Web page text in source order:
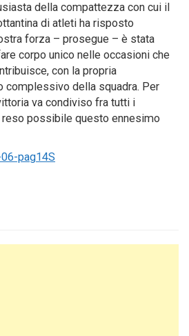
della compattezza con cui il
di atleti ha risposto
forza – prosegue – è stata
corpo unico nelle occasioni che
con la propria
complessivo della squadra. Per
va condiviso fra tutti i
reso possibile questo ennesimo
pag14S